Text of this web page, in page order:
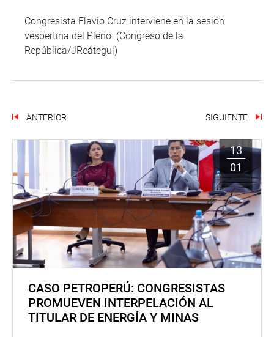
Congresista Flavio Cruz interviene en la sesión
vespertina del Pleno. (Congreso de la
República/JReátegui)
ANTERIOR SIGUIENTE
13
01
CASO PETROPERÚ: CONGRESISTAS
PROMUEVEN INTERPELACIÓN AL
TITULAR DE ENERGÍA Y MINAS